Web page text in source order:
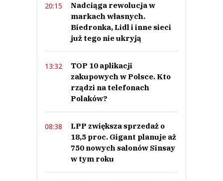
20:15
Nadciąga rewolucja w
markach własnych.
Biedronka, Lidl i inne sieci
już tego nie ukryją
13:32
TOP 10 aplikacji
zakupowych w Polsce. Kto
rządzi na telefonach
Polaków?
08:38
LPP zwiększa sprzedaż o
18,5 proc. Gigant planuje aż
750 nowych salonów Sinsay
w tym roku